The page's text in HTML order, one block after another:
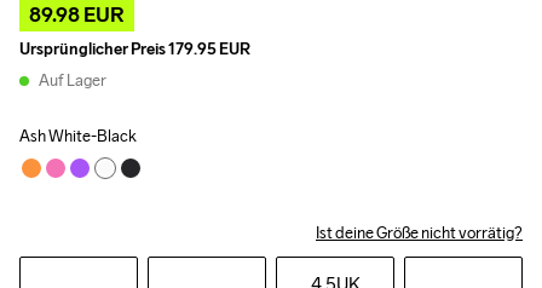
89.98 EUR
Ursprünglicher Preis179.95 EUR
Auf Lager
Ash White-Black
Ist deine Größe nicht vorrätig?